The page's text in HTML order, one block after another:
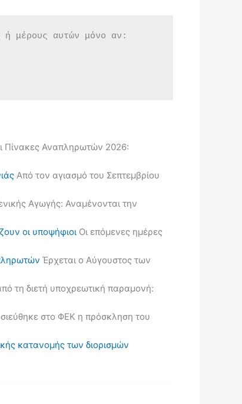
ή μέρους αυτών μόνο αν:
Πίνακες Αναπληρωτών 2026:
Από τον αγιασμό του Σεπτεμβρίου
Αγωγής: Αναμένονται την
οι υποψήφιοι Οι επόμενες ημέρες
Έρχεται ο Αύγουστος των
τη διετή υποχρεωτική παραμονή:
στο ΦΕΚ η πρόσκληση του
κατανομής των διορισμών